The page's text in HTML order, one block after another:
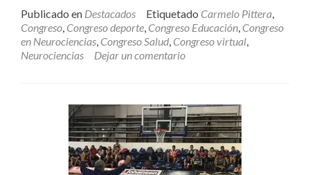
sobreCongreso
Internacional
en
Deporte,
la
Educación
y
la
Salud
Publicado en Destacados Etiquetado Carmelo Pittera
Congreso Congreso deporte Congreso Educación Congreso
en Neurociencias Congreso Salud Congreso virtual
Neurociencias
Dejar un comentario